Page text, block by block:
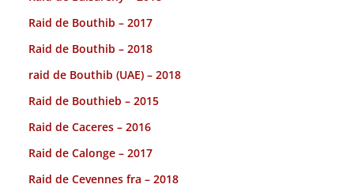
Raid de Bouthib – 2017
Raid de Bouthib – 2018
raid de Bouthib (UAE) – 2018
Raid de Bouthieb – 2015
Raid de Caceres – 2016
Raid de Calonge – 2017
Raid de Cevennes fra – 2018